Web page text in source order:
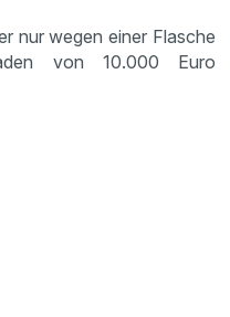
nur wegen einer Flasche
von 10.000 Euro